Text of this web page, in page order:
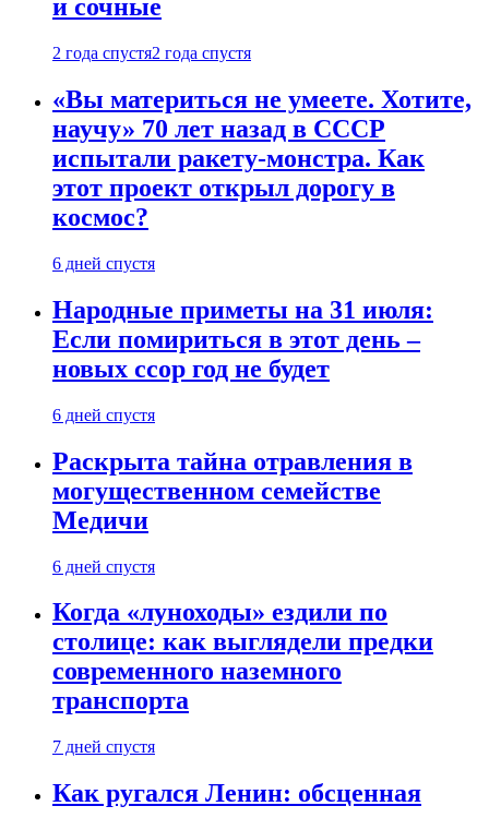
и сочные
2 года спустя2 года спустя
«Вы материться не умеете. Хотите,
научу» 70 лет назад в СССР
испытали ракету-монстра. Как
этот проект открыл дорогу в
космос?
6 дней спустя
Народные приметы на 31 июля:
Если помириться в этот день –
новых ссор год не будет
6 дней спустя
Раскрыта тайна отравления в
могущественном семействе
Медичи
6 дней спустя
Когда «луноходы» ездили по
столице: как выглядели предки
современного наземного
транспорта
7 дней спустя
Как ругался Ленин: обсценная